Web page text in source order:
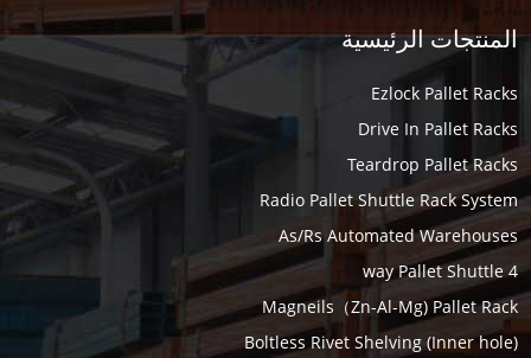
المنتجات الرئيسية
Ezlock Pallet Racks
Drive In Pallet Racks
Teardrop Pallet Racks
Radio Pallet Shuttle Rack System
As/Rs Automated Warehouses
4 way Pallet Shuttle
Magneils（Zn-Al-Mg) Pallet Rack
Boltless Rivet Shelving (Inner hole)